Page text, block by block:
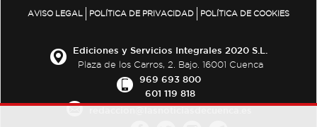
AVISO LEGAL POLÍTICA DE PRIVACIDAD POLÍTICA DE COOKIES
Ediciones y Servicios Integrales 2020 S.L.
Plaza de los Carros, 2. Bajo. 16001 Cuenca
969 693 800
601 119 818